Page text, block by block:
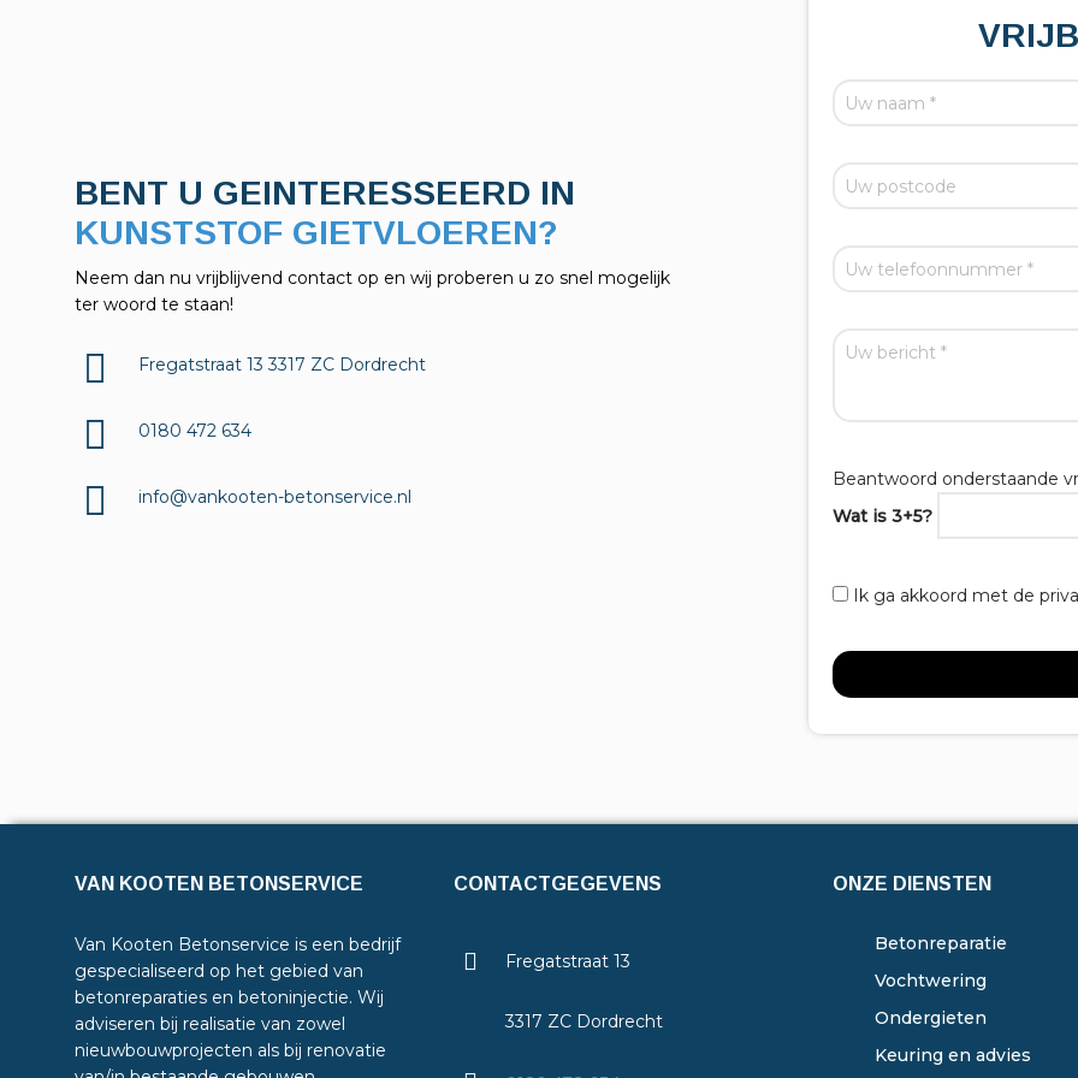
BENT U GEINTERESSEERD IN
Neem dan nu vrijblijvend contact op en wij proberen u zo snel mogelijk
ter woord te staan!
Fregatstraat 13 3317 ZC Dordrecht
0180 472 634
info@vankooten-betonservice.nl
Beantwoord onderstaande
Wat is 3+5?
Ik ga akkoord met de
VAN KOOTEN BETONSERVICE
Van Kooten Betonservice is een bedrijf
gespecialiseerd op het gebied van
betonreparaties en betoninjectie. Wij
adviseren bij realisatie van zowel
nieuwbouwprojecten als bij renovatie
CONTACTGEGEVENS
Fregatstraat 13
3317 ZC Dordrecht
ONZE DIENSTEN
Betonreparatie
Vochtwering
Ondergieten
Keuring en advies